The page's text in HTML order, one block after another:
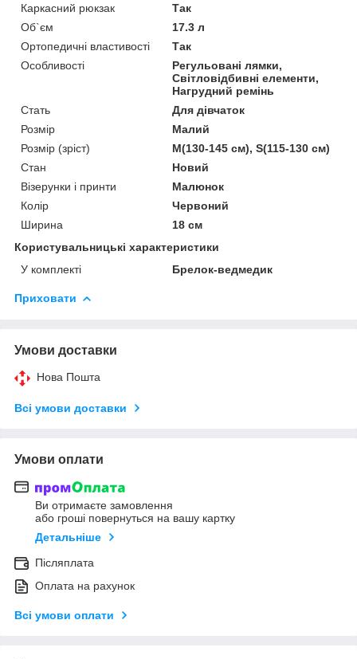
Каркасний рюкзак
Так
Об`єм
17.3 л
Ортопедичні властивості
Так
Особливості
Регульовані лямки,
Світловідбивні елементи,
Нагрудний ремінь
Стать
Для дівчаток
Розмір
Малий
Розмір (зріст)
M(130-145 см), S(115-130 см)
Стан
Новий
Візерунки і принти
Малюнок
Колір
Червоний
Ширина
18 см
Користувальницькі характеристики
У комплекті
Брелок-ведмедик
Приховати
Умови доставки
Нова Пошта
Всі умови доставки
Умови оплати
Ви отримаєте замовлення
або гроші повернуться на вашу картку
Детальніше
Післяплата
Оплата на рахунок
Всі умови оплати